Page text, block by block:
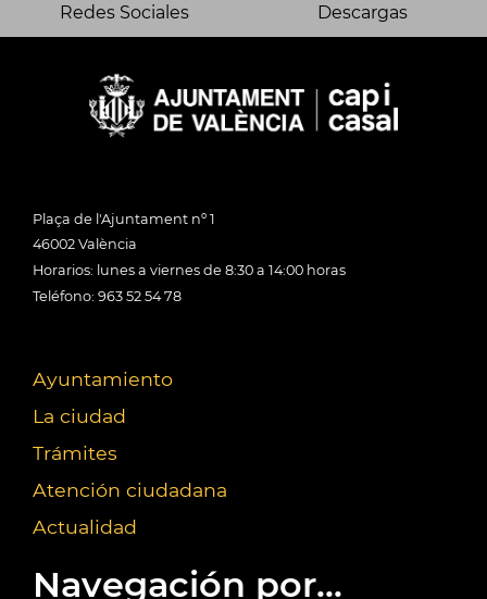
Redes Sociales Descargas
Plaça de l'Ajuntament nº 1
46002 València
Horarios: lunes a viernes de 8:30 a 14:00 horas
Teléfono: 963 52 54 78
Ayuntamiento
La ciudad
Trámites
Atención ciudadana
Actualidad
Navegación por...